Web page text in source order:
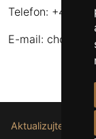
Telefon: +420
E-mail:
Aktualizujte